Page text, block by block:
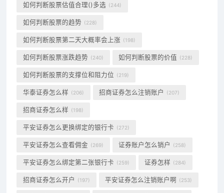
如何判断股票估值合理()多选 (244)
如何判断股票的趋势 (228)
如何判断股票第二天大概率会上涨 (198)
如何判断股票涨跌趋势 (240) 如何判断股票的价值 (228)
如何判断股票的支撑位和阻力位 (219)
华泰证券怎么样 (206) 招商证券怎么注销账户 (207)
招商证券怎么样 (198)
平安证券怎么更换绑定的银行卡 (272)
平安证券怎么查看佣金 (269) 证券账户怎么销户 (258)
平安证券怎么绑定第二张银行卡 (259) 证券怎样 (284)
招商证券怎么开户 (197) 平安证券怎么注销账户啊 (253)